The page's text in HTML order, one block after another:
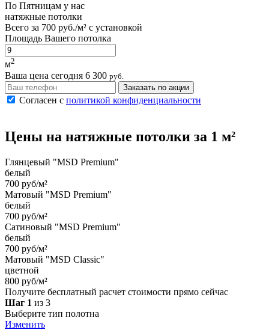
По Пятницам у нас
натяжные потолки
Всего за 700 руб./м² с установкой
Площадь Вашего потолка
м2
Ваша цена сегодня 6 300 руб.
Заказать по акции
Согласен с политикой конфиденциальности
Цены на натяжные потолки за 1 м²
Глянцевый "MSD Premium"
белый
700 руб/м²
Матовый "MSD Premium"
белый
700 руб/м²
Сатиновый "MSD Premium"
белый
700 руб/м²
Матовый "MSD Classic"
цветной
800 руб/м²
Получите бесплатный расчет стоимости прямо сейчас
Шаг 1 из 3
Выберите тип полотна
Изменить